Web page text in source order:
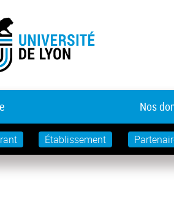
Nos
Établissement